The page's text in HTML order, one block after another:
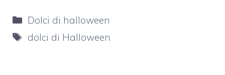
Categorie
Dolci di halloween
Tag
dolci di Halloween